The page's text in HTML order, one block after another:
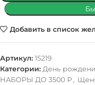
Добавить в список
Артикул: 15219
Категории: День
НАБОРЫ ДО 3500 Р,